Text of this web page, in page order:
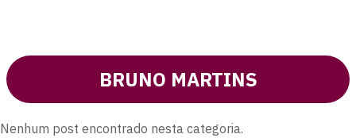
BRUNO MARTINS
Nenhum post encontrado nesta categoria.